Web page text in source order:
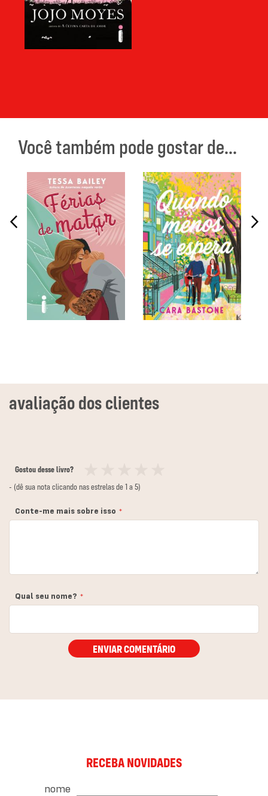
Você também pode gostar de...
Gostou desse livro?
12
3
4
5
- (dê sua nota clicando nas estrelas de 1 a 5)
Conte-me mais sobre isso
Qual seu nome?
ENVIAR COMENTÁRIO
RECEBA NOVIDADES
nome